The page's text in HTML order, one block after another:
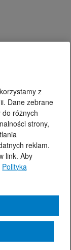
z
Dane zebrane
różnych
strony,
reklam.
link. Aby
Polityką